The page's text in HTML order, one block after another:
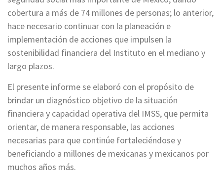
cobertura a más de 74 millones de personas; lo anterior,
hace necesario continuar con la planeación e
implementación de acciones que impulsen la
sostenibilidad financiera del Instituto en el mediano y
largo plazos.
El presente informe se elaboró con el propósito de
brindar un diagnóstico objetivo de la situación
financiera y capacidad operativa del IMSS, que permita
orientar, de manera responsable, las acciones
necesarias para que continúe fortaleciéndose y
beneficiando a millones de mexicanas y mexicanos por
muchos años más.